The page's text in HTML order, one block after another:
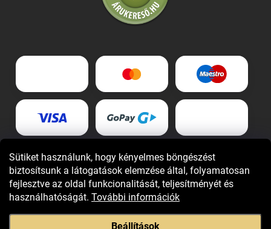
Sütiket használunk, hogy kényelmes böngészést
biztosítsunk a látogatások elemzése által, folyamatosan
fejlesztve az oldal funkcionalitását, teljesítményét és
használhatóságát. További információk
Beállítások